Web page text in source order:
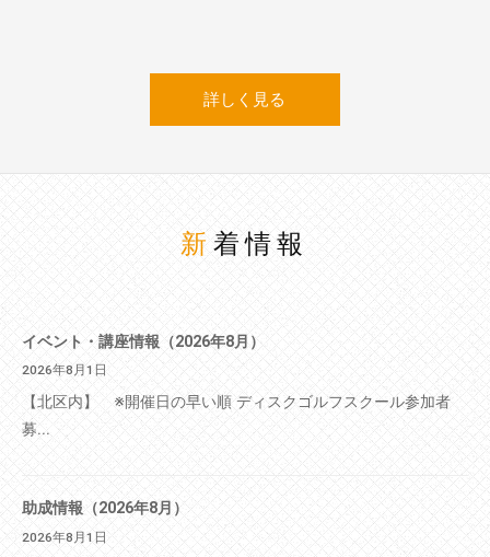
詳しく見る
新着情報
イベント・講座情報（2026年8月）
2026年8月1日
【北区内】 ※開催日の早い順 ディスクゴルフスクール参加者
募...
助成情報（2026年8月）
2026年8月1日